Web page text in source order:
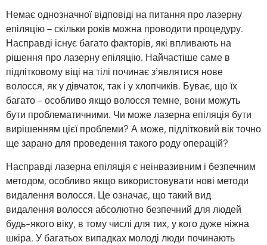
Немає однозначної відповіді на питання про лазерну
епіляцію – скільки років можна проводити процедуру.
Насправді існує багато факторів, які впливають на
рішення про лазерну епіляцію. Найчастіше саме в
підлітковому віці на тілі починає з’являтися нове
волосся, як у дівчаток, так і у хлопчиків. Буває, що їх
багато – особливо якщо волосся темне, вони можуть
бути проблематичними. Чи може лазерна епіляція бути
вирішенням цієї проблеми? А може, підлітковий вік точно
ще зарано для проведення такого роду операцій?
Насправді лазерна епіляція є неінвазивним і безпечним
методом, особливо якщо використовувати нові методи
видалення волосся. Це означає, що такий вид
видалення волосся абсолютно безпечний для людей
будь-якого віку, в тому числі для тих, у кого дуже ніжна
шкіра. У багатьох випадках молоді люди починають